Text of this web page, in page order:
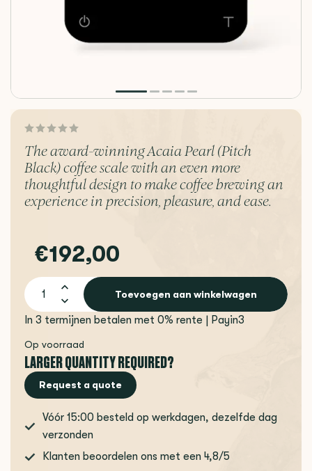
The award-winning Acaia Pearl (Pitch
Black) coffee scale with an even more
thoughtful design to make coffee brewing an
experience in precision, pleasure, and ease.
€192,00
Toevoegen aan winkelwagen
In 3 termijnen betalen met 0% rente | Payin3
Op voorraad
LARGER QUANTITY REQUIRED?
Request a quote
Vóór 15:00 besteld op werkdagen, dezelfde dag
verzonden
Klanten beoordelen ons met een 4,8/5